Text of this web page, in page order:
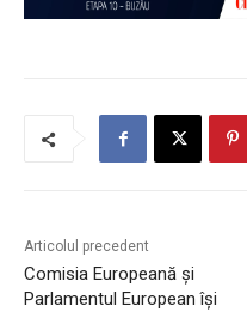
Articolul precedent
Comisia Europeană și
Parlamentul European își